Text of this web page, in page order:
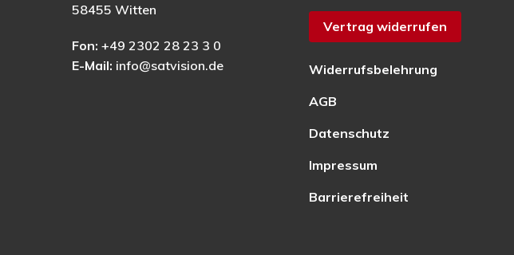
58455 Witten
Fon: +49 2302 28 23 3 0
E-Mail: info@satvision.de
Vertrag widerrufen
Widerrufsbelehrung
AGB
Datenschutz
Impressum
Barrierefreiheit